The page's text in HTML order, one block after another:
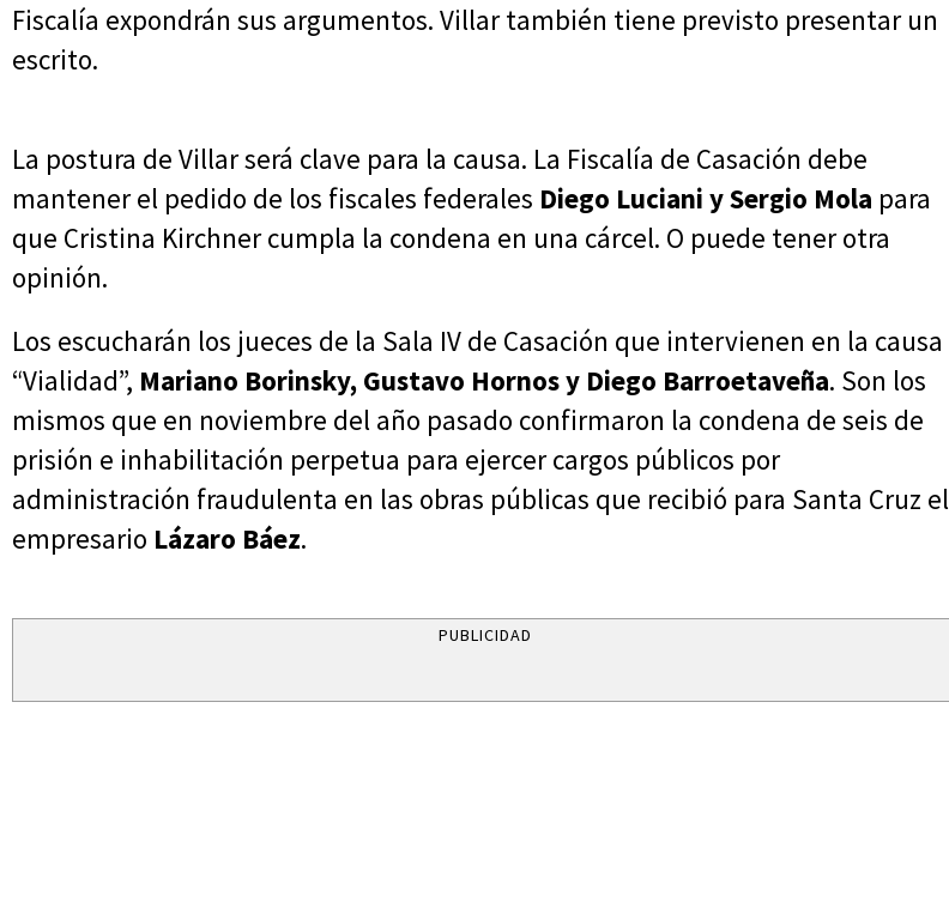
Fiscalía expondrán sus argumentos. Villar también tiene previsto presentar un
escrito.
La postura de Villar será clave para la causa. La Fiscalía de Casación debe
mantener el pedido de los fiscales federales Diego Luciani y Sergio Mola para
que Cristina Kirchner cumpla la condena en una cárcel. O puede tener otra
opinión.
Los escucharán los jueces de la Sala IV de Casación que intervienen en la causa
“Vialidad”, Mariano Borinsky, Gustavo Hornos y Diego Barroetaveña. Son los
mismos que en noviembre del año pasado confirmaron la condena de seis de
prisión e inhabilitación perpetua para ejercer cargos públicos por
administración fraudulenta en las obras públicas que recibió para Santa Cruz el
empresario Lázaro Báez.
PUBLICIDAD